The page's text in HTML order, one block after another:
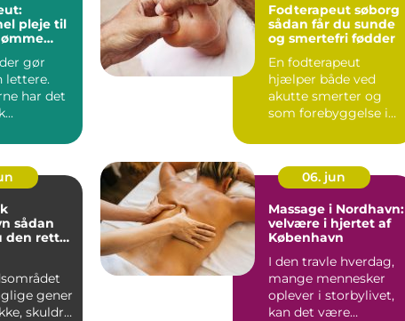
pleje til
gør
lettere.
har det
Fodterapeut søborg
sådan får du sunde
og smertefri fødder
En fodterapeut
hjælper både ved
akutte smerter og
som forebyggelse i
opdager først ...
den rette
gener
skuldre
06. jun
Massage i Nordhavn:
velvære i hjertet af
København
I den travle hverdag,
mange mennesker
oplever i storbylivet,
kan det være